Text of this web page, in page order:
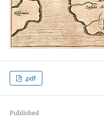
.pdf
Published